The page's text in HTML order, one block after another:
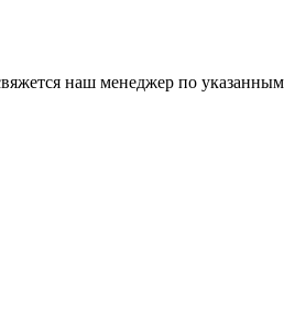
наш менеджер по